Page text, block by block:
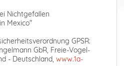
Nichtgefallen
Mexico"
GPSR:
GbR, Freie-Vogel-
- Deutschland, www.1a-